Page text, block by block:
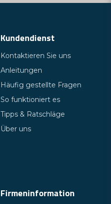
Kundendienst
Kontaktieren Sie uns
Anleitungen
Häufig gestellte Fragen
So funktioniert es
Tipps & Ratschläge
Über uns
Firmeninformation